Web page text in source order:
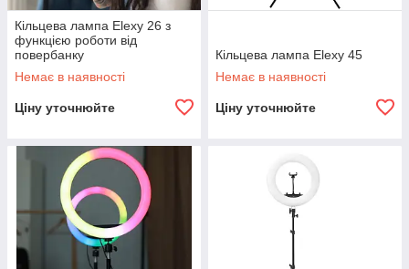
Кільцева лампа Elexy 26 з
функцією роботи від
повербанку
Немає в наявності
Ціну уточнюйте
Кільцева лампа Elexy 45
Немає в наявності
Ціну уточнюйте